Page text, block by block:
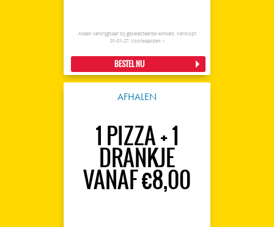
Alleen verkrijgbaar bij geselecteerde winkels. Verloopt
01-01-27. Voorwaarden >
BESTEL NU
AFHALEN
1 PIZZA + 1
DRANKJE
VANAF €8,00